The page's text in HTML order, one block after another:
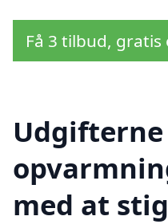
Få 3 tilbud,
med at